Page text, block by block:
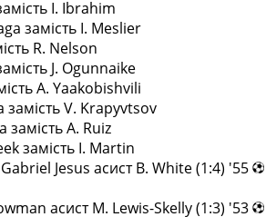
I. Ibrahim
замість I. Meslier
R. Nelson
J. Ogunnaike
A. Yaakobishvili
замість V. Krapyvtsov
A. Ruiz
замість I. Martin